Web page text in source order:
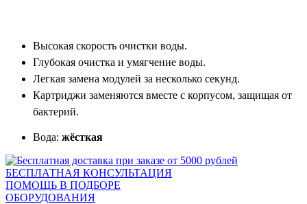
Высокая скорость очистки воды.
Глубокая очистка и умягчение воды.
Легкая замена модулей за несколько секунд.
Картриджи заменяются вместе с корпусом, защищая от
бактерий.
Вода: жёсткая
БЕСПЛАТНАЯ КОНСУЛЬТАЦИЯ
ПОМОЩЬ В ПОДБОРЕ
ОБОРУДОВАНИЯ